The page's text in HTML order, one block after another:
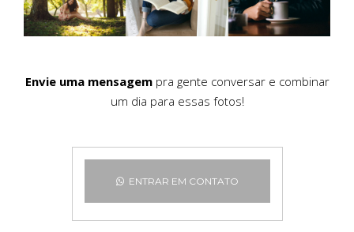
Envie uma mensagempra gente conversar e combinar
um dia para essas fotos!
ENTRAR EM CONTATO